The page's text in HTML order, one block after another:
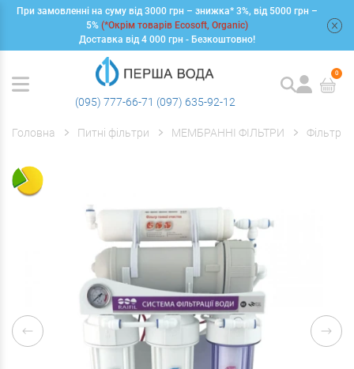
При замовленні на суму від 3000 грн – знижка* 3%, від 5000 грн –
5% (*Окрім товарів Ecosoft, Organic)
Доставка від 4 000 грн - Безкоштовно!
(095) 777-66-71 (097) 635-92-12
0
Головна Питні фільтри МЕМБРАННІ ФІЛЬТРИ Фільтри